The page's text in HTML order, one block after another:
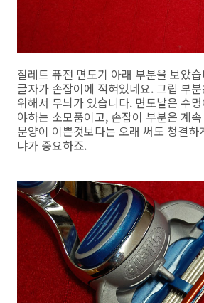
질레트 퓨전 면도기 아래 부분을 보았
글자가 손잡이에 적혀있네요. 그립 부
위해서 무늬가 있습니다. 면도날은 수
야하는 소모품이고, 손잡이 부분은 계
문양이 이쁜것보다는 오래 써도 청결하
냐가 중요하죠.